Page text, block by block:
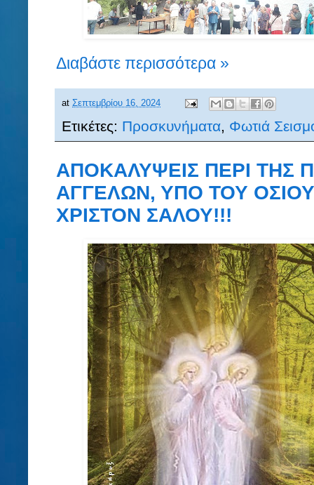
Διαβάστε περισσότερα »
at Σεπτεμβρίου 16, 2024
Ετικέτες: Προσκυνήματα Φωτιά
ΑΠΟΚΑΛΥΨΕΙΣ ΠΕΡΙ ΤΗΣ
ΑΓΓΕΛΩΝ, ΥΠΟ ΤΟΥ
ΧΡΙΣΤΟΝ ΣΑΛΟΥ!!!